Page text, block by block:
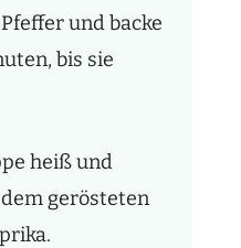
und backe
bis sie
heiß und
gerösteten